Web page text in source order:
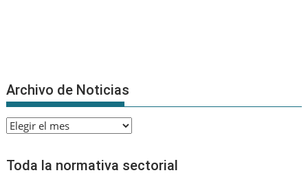
Archivo de Noticias
Archivo
Noticias
Toda la normativa sectorial